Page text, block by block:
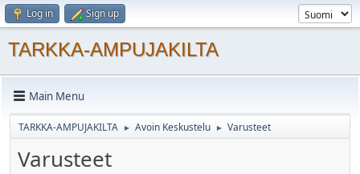
Log in Sign up
TARKKA-AMPUJAKILTA
Main Menu
TARKKA-AMPUJAKILTA ► Avoin Keskustelu ► Varusteet
Varusteet